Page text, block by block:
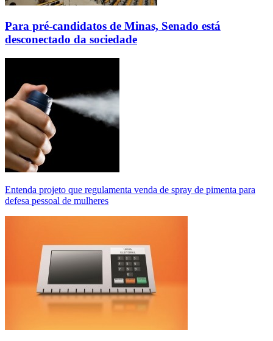
Para pré-candidatos de Minas, Senado está
desconectado da sociedade
Entenda projeto que regulamenta venda de spray de pimenta para
defesa pessoal de mulheres